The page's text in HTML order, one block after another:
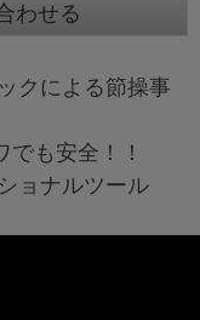
わせる
クによる節操事
も安全！！
ョナルツール